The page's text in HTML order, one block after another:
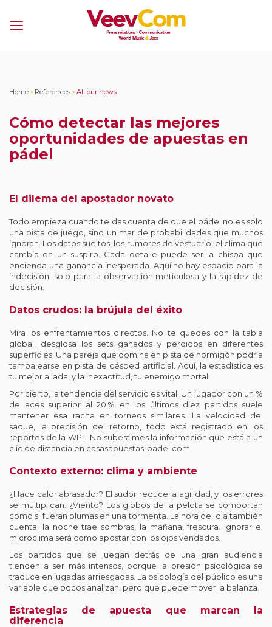
Menu
Home • References • All our news
Cómo detectar las mejores
oportunidades de apuestas en
pádel
El dilema del apostador novato
Todo empieza cuando te das cuenta de que el pádel no es solo
una pista de juego, sino un mar de probabilidades que muchos
ignoran. Los datos sueltos, los rumores de vestuario, el clima que
cambia en un suspiro. Cada detalle puede ser la chispa que
encienda una ganancia inesperada. Aquí no hay espacio para la
indecisión; solo para la observación meticulosa y la rapidez de
decisión.
Datos crudos: la brújula del éxito
Mira los enfrentamientos directos. No te quedes con la tabla
global, desglosa los sets ganados y perdidos en diferentes
superficies. Una pareja que domina en pista de hormigón podría
tambalearse en pista de césped artificial. Aquí, la estadística es
tu mejor aliada, y la inexactitud, tu enemigo mortal.
Por cierto, la tendencia del servicio es vital. Un jugador con un %
de aces superior al 20 % en los últimos diez partidos suele
mantener esa racha en torneos similares. La velocidad del
saque, la precisión del retorno, todo está registrado en los
reportes de la WPT. No subestimes la información que está a un
clic de distancia en casasapuestas-padel.com
Contexto externo: clima y ambiente
¿Hace calor abrasador? El sudor reduce la agilidad, y los errores
se multiplican. ¿Viento? Los globos de la pelota se comportan
como si fueran plumas en una tormenta. La hora del día también
cuenta; la noche trae sombras, la mañana, frescura. Ignorar el
microclima será como apostar con los ojos vendados.
Los partidos que se juegan detrás de una gran audiencia
tienden a ser más intensos, porque la presión psicológica se
traduce en jugadas arriesgadas. La psicología del público es una
variable que pocos analizan, pero que puede mover la balanza.
Estrategias de apuesta que marcan la
diferencia